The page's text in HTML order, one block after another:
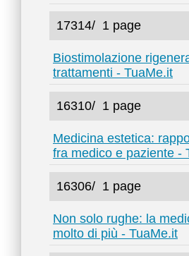
17314/ 1 page
Biostimolazione
trattamenti - TuaMe.it
16310/ 1 page
Medicina estetica:
fra medico e paziente -
16306/ 1 page
Non solo rughe: la
molto di più - TuaMe.it